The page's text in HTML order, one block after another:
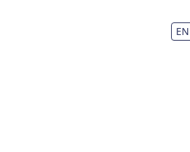
EN